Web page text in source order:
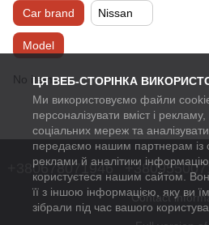
ЦЯ ВЕБ-СТОРІНКА
Ми використовуємо файли
персоналізувати вміст і рекламу,
соціальних мереж та
передаємо нашим партнерам із
реклами й аналітики
користуєтеся нашим сайтом.
її з іншою інформацією, яку ви
зібрали під час вашого
Car brand Nissan
Model
No items
+380678071946
Contact